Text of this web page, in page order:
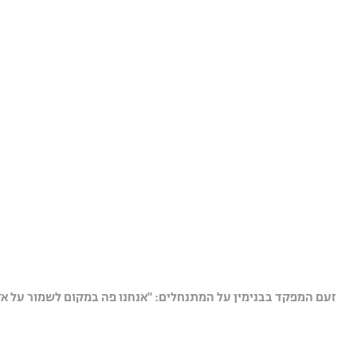
זעם המפקד בבנימין על המתנחלים: "אנחנו פה במקום לשמור על